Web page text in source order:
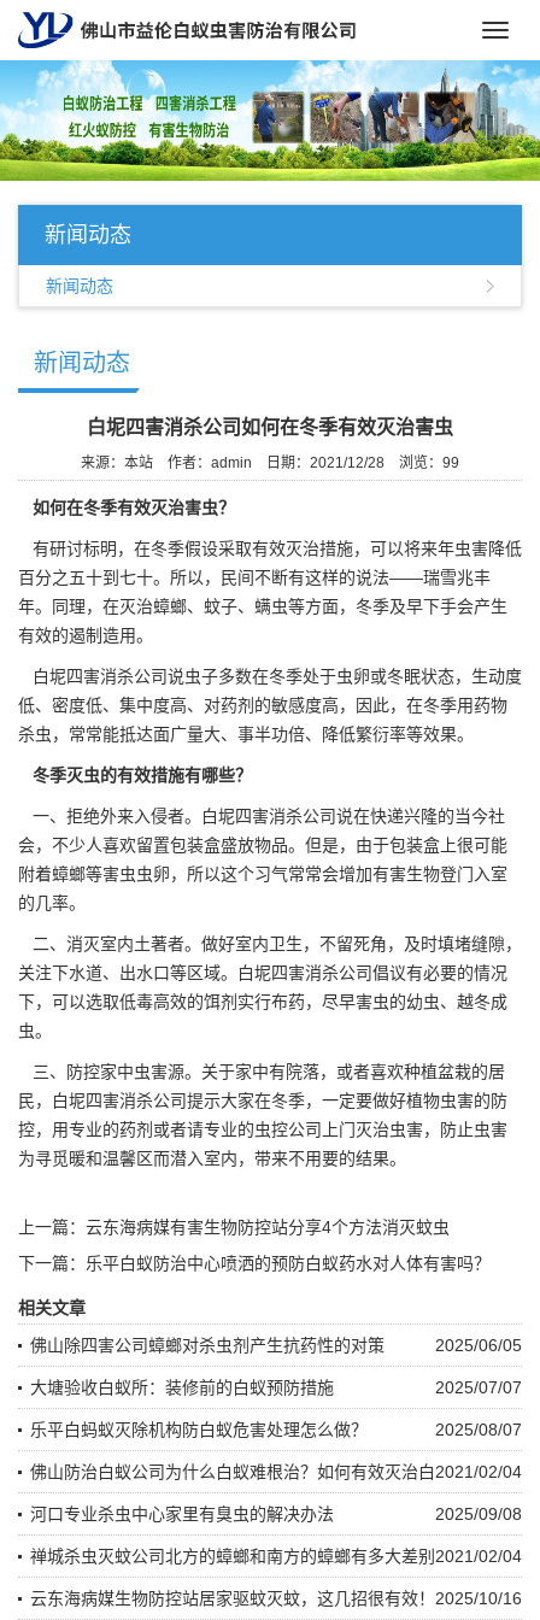
新闻动态
新闻动态
新闻动态
白坭四害消杀公司如何在冬季有效灭治害虫
来源：本站 作者：admin 日期：2021/12/28 浏览： 99
如何在冬季有效灭治害虫？
有研讨标明，在冬季假设采取有效灭治措施，可以将来年虫害降低
百分之五十到七十。所以，民间不断有这样的说法——瑞雪兆丰
年。同理，在灭治蟑螂、 蚊子、螨虫等方面，冬季及早下手会产生
有效的遏制造用。
白坭四害消杀公司说虫子多数在冬季处于虫卵或冬眠状态，生动度
低、密度低、集中度高、对药剂的敏感度高，因此，在冬季用药物
杀虫，常常能抵达面广量大、事半功倍、降低繁衍率等效果。
冬季灭虫的有效措施有哪些？
一、拒绝外来入侵者。白坭四害消杀公司说在快递兴隆的当今社
会，不少人喜欢留置包装盒盛放物品。但是，由于包装盒上很可能
附着蟑螂等害虫虫卵，所以这个习气常常会增加有害生物登门入室
的几率。
二、消灭室内土著者。做好室内卫生，不留死角，及时填堵缝隙，
关注下水道、出水口等区域。白坭四害消杀公司倡议有必要的情况
下，可以选取低毒高效的饵剂实行布药，尽早害虫的幼虫、越冬成
虫。
三、防控家中虫害源。关于家中有院落，或者喜欢种植盆栽的居
民，白坭四害消杀公司提示大家在冬季，一定要做好植物虫害的防
控，用专业的药剂或者请专业的虫控公司 上门灭治虫害，防止虫害
为寻觅暖和温馨区而潜入室内，带来不用要的结果。
上一篇： 云东海病媒有害生物防控站分享4个方法消灭蚊虫
下一篇： 乐平白蚁防治中心喷洒的预防白蚁药水对人体有害吗？
相关文章
2025/06/05
佛山除四害公司蟑螂对杀虫剂产生抗药性的对策
2025/07/07
大塘验收白蚁所：装修前的白蚁预防措施
2025/08/07
乐平白蚂蚁灭除机构防白蚁危害处理怎么做？
2021/02/04
佛山防治白蚁公司为什么白蚁难根治？如何有效灭治白
蚁 2025/09/08
河口专业杀虫中心家里有臭虫的解决办法
2021/02/04
禅城杀虫灭蚊公司北方的蟑螂和南方的蟑螂有多大差别
2025/10/16
云东海病媒生物防控站居家驱蚊灭蚊，这几招很有效！